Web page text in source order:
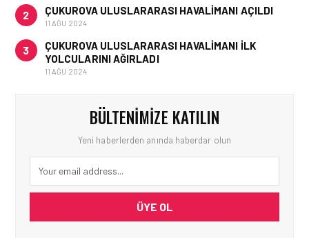
2 ÇUKUROVA ULUSLARARASI HAVALIMANI AÇILDI
11 AĞU 2024
3
ÇUKUROVA ULUSLARARASI HAVALIMANI İLK
YOLCULARINI AĞIRLADI
11 AĞU 2024
BÜLTENIMIZE KATILIN
Yeni haberlerden anında haberdar olun
ÜYE OL